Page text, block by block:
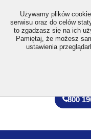
Używamy plików
serwisu oraz do celów
to zgadzasz się na ich
Pamiętaj, że możesz
ustawienia
czcionkiczcionki
800